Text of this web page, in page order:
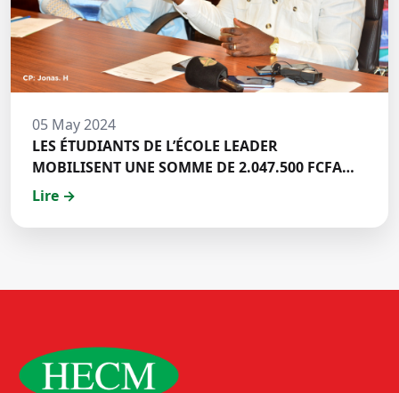
05 May 2024
LES ÉTUDIANTS DE L’ÉCOLE LEADER
MOBILISENT UNE SOMME DE 2.047.500 FCFA
POUR LE FONDS ZÉRO PALU:DISCOURS DE M.
DE HECM
Lire →